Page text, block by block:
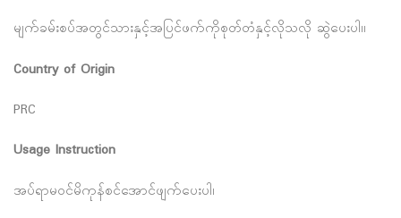
မျက်ခမ်းစပ်အတွင်သားနှင့်အပြင်ဖက်ကိုစုတ်တံနှင့်လိုသလို ဆွဲပေးပါ၊၊
Country of Origin
PRC
Usage Instruction
အပ်ရာမဝင်မိကုန်စင်အောင်ဖျက်ပေးပါ၊